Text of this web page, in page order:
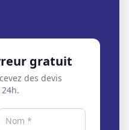
gratuit
des devis